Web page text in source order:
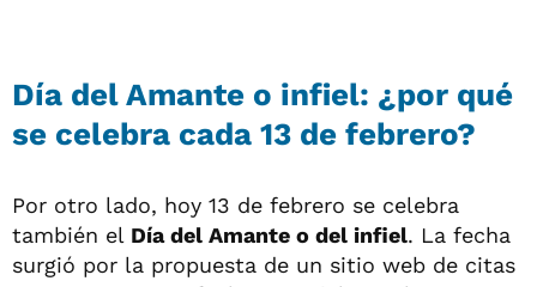
Día del Amante o infiel: ¿por qué
se celebra cada 13 de febrero?
Por otro lado, hoy 13 de febrero se celebra
también el Día del Amante o del infiel. La fecha
surgió por la propuesta de un sitio web de citas